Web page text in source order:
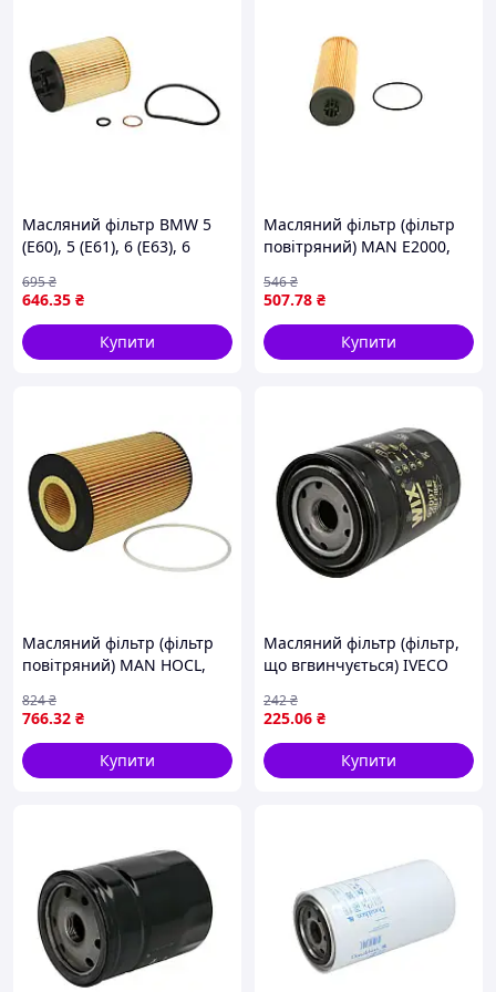
Масляний фільтр BMW 5
(E60), 5 (E61), 6 (E63), 6
(E53) 3.6/4.4/4.8 07.01-12.10
MANN-FILTER HU 715/5 x
646.35 ₴
695₴
Купити
Масляний фільтр (фільтр
повітряний) MAN E2000,
TGA, TGL II, TGM I, TGM II,
DEUTZ FAHR AGROPLUS,
AGROTRON
507.78 ₴
546₴
Купити
Масляний фільтр (фільтр
повітряний) MAN HOCL,
LION´S REGIO, ND, NG, NL,
SL II, SÜ, TGA, TGS I, TGX I,
766.32 ₴
824₴
Купити
Масляний фільтр (фільтр,
що вгвинчується) IVECO
C, DEUTZ FAHR 10000,
AGROLUX, AGROPLUS,
AGROPRIMA,
225.06 ₴
242₴
Купити